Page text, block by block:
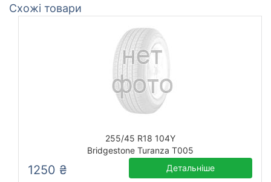
Схожі товари
255/45 R18 104Y
Bridgestone Turanza T005
1250 ₴ Детальніше